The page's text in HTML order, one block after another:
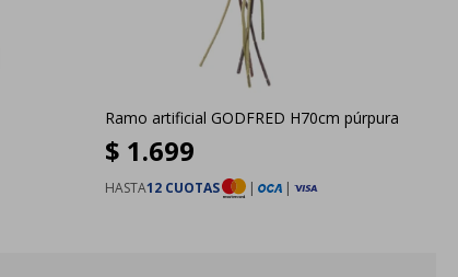
Ramo artificial GODFRED H70cm púrpura
$ 1.699
HASTA12 CUOTAS | |